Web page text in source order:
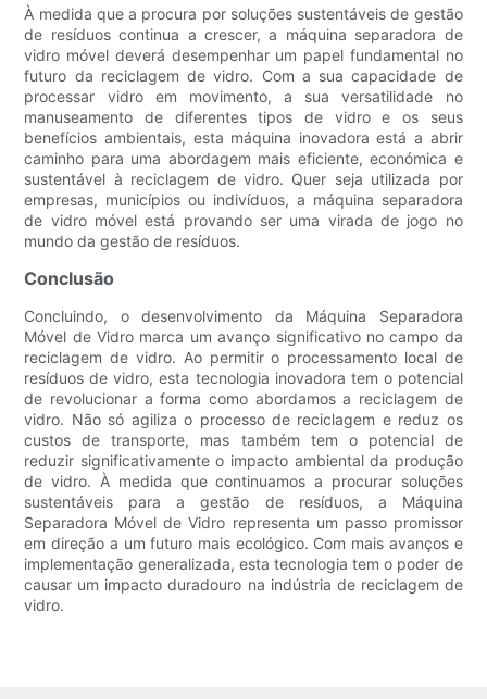
À medida que a procura por soluções sustentáveis ​​de gestão
de resíduos continua a crescer, a máquina separadora de
vidro móvel deverá desempenhar um papel fundamental no
futuro da reciclagem de vidro. Com a sua capacidade de
processar vidro em movimento, a sua versatilidade no
manuseamento de diferentes tipos de vidro e os seus
benefícios ambientais, esta máquina inovadora está a abrir
caminho para uma abordagem mais eficiente, económica e
sustentável à reciclagem de vidro. Quer seja utilizada por
empresas, municípios ou indivíduos, a máquina separadora
de vidro móvel está provando ser uma virada de jogo no
mundo da gestão de resíduos.
Conclusão
Concluindo, o desenvolvimento da Máquina Separadora
Móvel de Vidro marca um avanço significativo no campo da
reciclagem de vidro. Ao permitir o processamento local de
resíduos de vidro, esta tecnologia inovadora tem o potencial
de revolucionar a forma como abordamos a reciclagem de
vidro. Não só agiliza o processo de reciclagem e reduz os
custos de transporte, mas também tem o potencial de
reduzir significativamente o impacto ambiental da produção
de vidro. À medida que continuamos a procurar soluções
sustentáveis ​​para a gestão de resíduos, a Máquina
Separadora Móvel de Vidro representa um passo promissor
em direção a um futuro mais ecológico. Com mais avanços e
implementação generalizada, esta tecnologia tem o poder de
causar um impacto duradouro na indústria de reciclagem de
vidro.